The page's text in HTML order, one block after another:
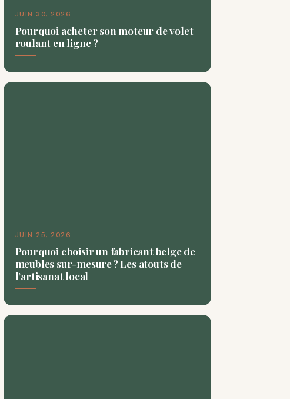
JUIN 30, 2026
Pourquoi acheter son moteur de volet
roulant en ligne ?
JUIN 25, 2026
Pourquoi choisir un fabricant belge de
meubles sur-mesure ? Les atouts de
l’artisanat local